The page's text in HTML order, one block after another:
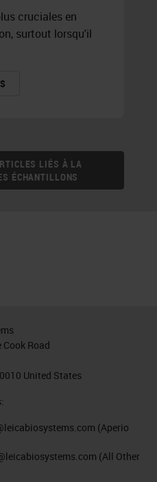
cruciales en
surtout lorsqu'il
LIÉS À LA
ÉCHANTILLONS
Cook Road
United States
(Aperio
(All Other